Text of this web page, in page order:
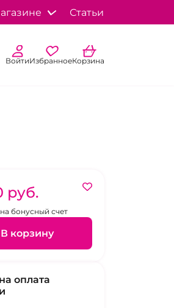
Статьи
ВойтиИзбранноеКорзина
pуб.
на бонусный счет
В корзину
оплата